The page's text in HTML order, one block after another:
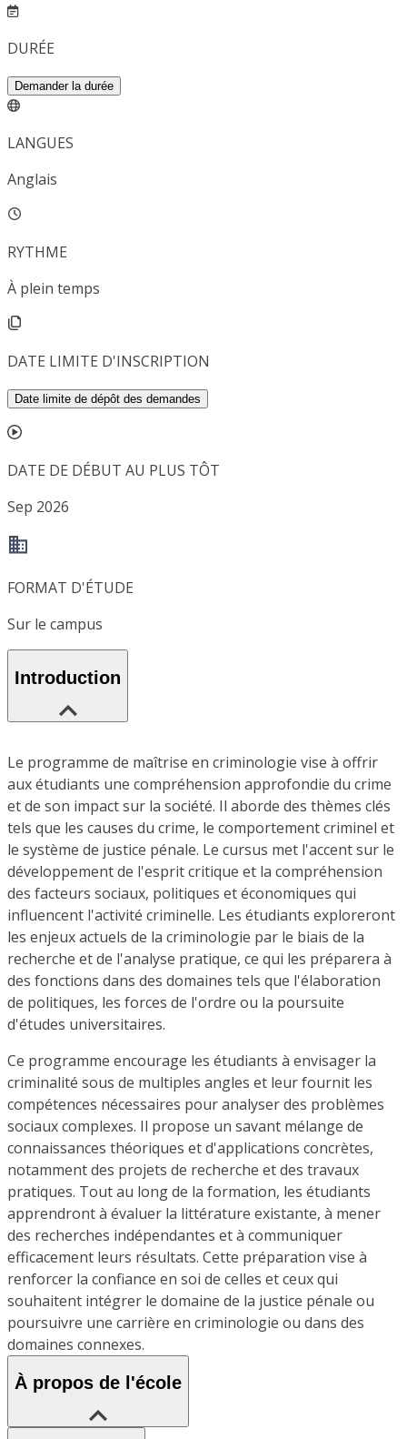
DURÉE
Demander la durée
LANGUES
Anglais
RYTHME
À plein temps
DATE LIMITE D'INSCRIPTION
Date limite de dépôt des demandes
DATE DE DÉBUT AU PLUS TÔT
Sep 2026
FORMAT D'ÉTUDE
Sur le campus
Introduction
Le programme de maîtrise en criminologie vise à offrir
aux étudiants une compréhension approfondie du crime
et de son impact sur la société. Il aborde des thèmes clés
tels que les causes du crime, le comportement criminel et
le système de justice pénale. Le cursus met l'accent sur le
développement de l'esprit critique et la compréhension
des facteurs sociaux, politiques et économiques qui
influencent l'activité criminelle. Les étudiants exploreront
les enjeux actuels de la criminologie par le biais de la
recherche et de l'analyse pratique, ce qui les préparera à
des fonctions dans des domaines tels que l'élaboration
de politiques, les forces de l'ordre ou la poursuite
d'études universitaires.
Ce programme encourage les étudiants à envisager la
criminalité sous de multiples angles et leur fournit les
compétences nécessaires pour analyser des problèmes
sociaux complexes. Il propose un savant mélange de
connaissances théoriques et d'applications concrètes,
notamment des projets de recherche et des travaux
pratiques. Tout au long de la formation, les étudiants
apprendront à évaluer la littérature existante, à mener
des recherches indépendantes et à communiquer
efficacement leurs résultats. Cette préparation vise à
renforcer la confiance en soi de celles et ceux qui
souhaitent intégrer le domaine de la justice pénale ou
poursuivre une carrière en criminologie ou dans des
domaines connexes.
À propos de l'école